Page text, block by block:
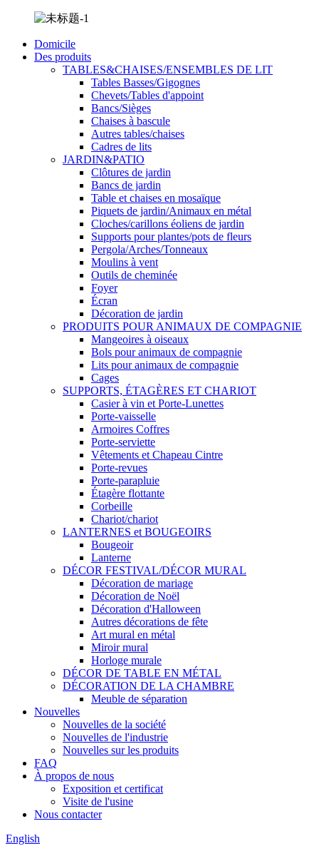
Domicile
Des produits
TABLES&CHAISES/ENSEMBLES DE LIT
Tables Basses/Gigognes
Chevets/Tables d'appoint
Bancs/Sièges
Chaises à bascule
Autres tables/chaises
Cadres de lits
JARDIN&PATIO
Clôtures de jardin
Bancs de jardin
Table et chaises en mosaïque
Piquets de jardin/Animaux en métal
Cloches/carillons éoliens de jardin
Supports pour plantes/pots de fleurs
Pergola/Arches/Tonneaux
Moulins à vent
Outils de cheminée
Foyer
Écran
Décoration de jardin
PRODUITS POUR ANIMAUX DE COMPAGNIE
Mangeoires à oiseaux
Bols pour animaux de compagnie
Lits pour animaux de compagnie
Cages
SUPPORTS, ÉTAGÈRES ET CHARIOT
Casier à vin et Porte-Lunettes
Porte-vaisselle
Armoires Coffres
Porte-serviette
Vêtements et Chapeau Cintre
Porte-revues
Porte-parapluie
Étagère flottante
Corbeille
Chariot/chariot
LANTERNES et BOUGEOIRS
Bougeoir
Lanterne
DÉCOR FESTIVAL/DÉCOR MURAL
Décoration de mariage
Décoration de Noël
Décoration d'Halloween
Autres décorations de fête
Art mural en métal
Miroir mural
Horloge murale
DÉCOR DE TABLE EN MÉTAL
DÉCORATION DE LA CHAMBRE
Meuble de séparation
Nouvelles
Nouvelles de la société
Nouvelles de l'industrie
Nouvelles sur les produits
FAQ
À propos de nous
Exposition et certificat
Visite de l'usine
Nous contacter
English